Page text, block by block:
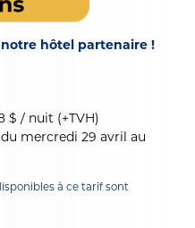
hôtel partenaire !
$ / nuit (+TVH)
mercredi 29 avril au
à ce tarif sont